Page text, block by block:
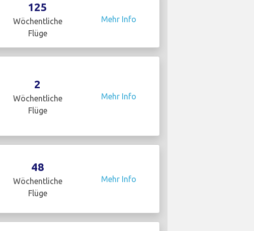
125
Wöchentliche
Flüge
Mehr Info
2
Wöchentliche
Flüge
Mehr Info
48
Wöchentliche
Flüge
Mehr Info